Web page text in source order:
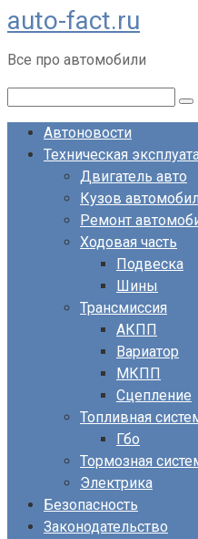
Перейти
к
контенту
auto-fact.ru
Все про автомобили
Автоновости
Техническая
Двигатель авто
Кузов
Ремонт
Ходовая часть
Подвеска
Шины
Трансмиссия
АКПП
Вариатор
МКПП
Сцепление
Топливная
Гбо
Тормозная
Электрика
Безопасность
Законодательство